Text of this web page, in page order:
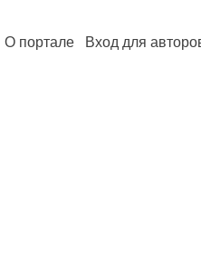
О портале Вход для